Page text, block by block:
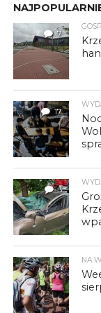
7
17
3
NA